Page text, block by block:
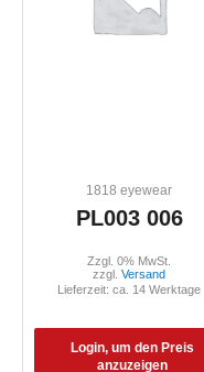
1818 eyewear
PL003 006
Login, um den Preis
anzuzeigen
Zzgl. 0% MwSt.
zzgl. Versand
Lieferzeit: ca. 14 Werktage